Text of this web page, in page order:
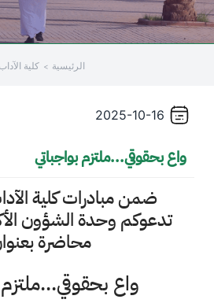
+
/'.
screen
reader
navigate
الرئيسية كلية الآداب
2025-10-16
واع بحقوقي...ملتزم بواجباتي
ضمن مبادرات كلية
تدعوكم وحدة الشؤون
محاضرة
واع بحقوقي...ملتزم